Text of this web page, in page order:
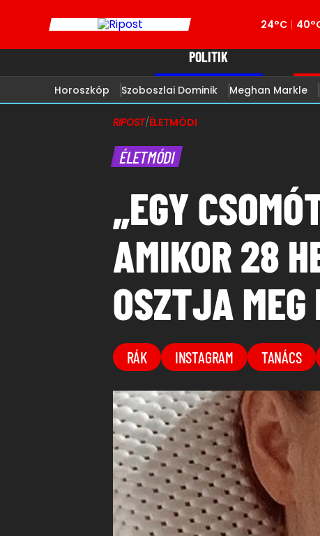
24°C
POLITIK
Horoszkóp Szoboszlai Dominik Meghan Markle
RIPOST/ÉLETMÓDI
ÉLETMÓDI
„EGY
AMIKOR 28
OSZTJA
RÁK INSTAGRAM TANÁCS